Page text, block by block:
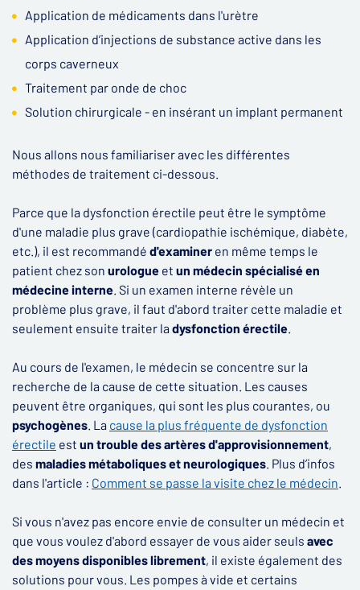
Application de médicaments dans l'urètre
Application d’injections de substance active dans les
corps caverneux
Traitement par onde de choc
Solution chirurgicale - en insérant un implant permanent
Nous allons nous familiariser avec les différentes
méthodes de traitement ci-dessous.
Parce que la dysfonction érectile peut être le symptôme
d'une maladie plus grave (cardiopathie ischémique, diabète,
etc.), il est recommandé d'examiner en même temps le
patient chez son urologue et un médecin spécialisé en
médecine interne. Si un examen interne révèle un
problème plus grave, il faut d'abord traiter cette maladie et
seulement ensuite traiter la dysfonction érectile.
Au cours de l'examen, le médecin se concentre sur la
recherche de la cause de cette situation. Les causes
peuvent être organiques, qui sont les plus courantes, ou
psychogènes. La cause la plus fréquente de dysfonction
érectile est un trouble des artères d'approvisionnement,
des maladies métaboliques et neurologiques. Plus d’infos
dans l'article : Comment se passe la visite chez le médecin.
Si vous n'avez pas encore envie de consulter un médecin et
que vous voulez d'abord essayer de vous aider seuls avec
des moyens disponibles librement, il existe également des
solutions pour vous. Les pompes à vide et certains